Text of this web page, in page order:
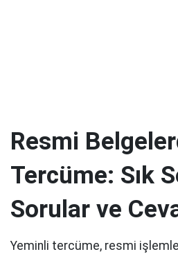
Resmi
Tercüme: Sık
Sorular ve
Yeminli tercüme, resmi